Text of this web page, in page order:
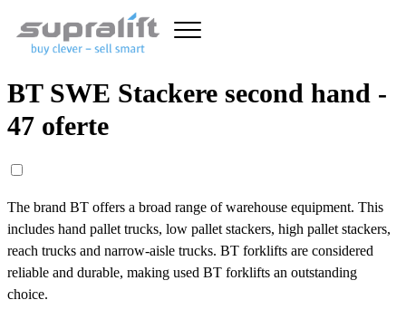
BT SWE Stackere second hand -
47 oferte
The brand BT offers a broad range of warehouse equipment. This
includes hand pallet trucks, low pallet stackers, high pallet stackers,
reach trucks and narrow-aisle trucks. BT forklifts are considered
reliable and durable, making used BT forklifts an outstanding
choice.